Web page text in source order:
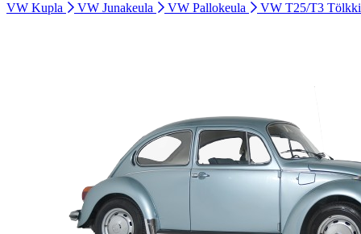
VW Kupla
VW Junakeula VW Pallokeula VW T25/T3 Tölkki